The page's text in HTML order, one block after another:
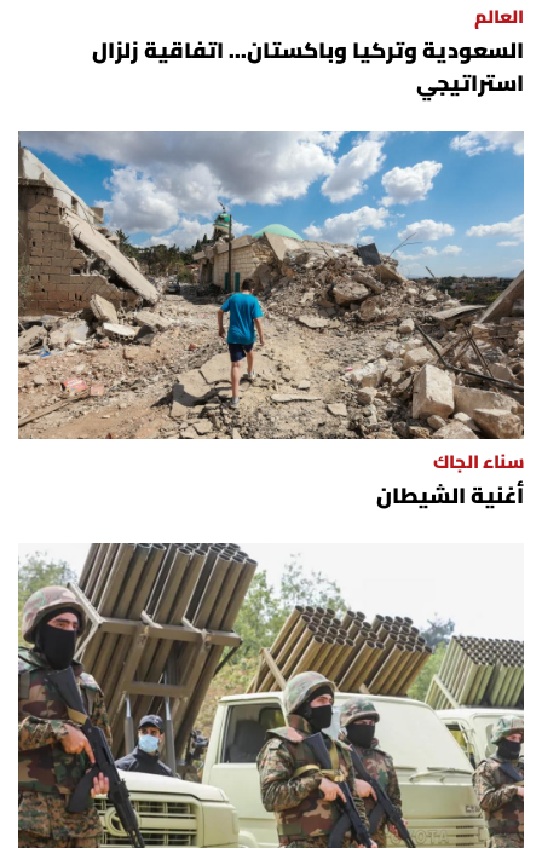
العالم
السعودية وتركيا وباكستان... اتفاقية زلزال
استراتيجي
سناء الجاك
أغنية الشيطان